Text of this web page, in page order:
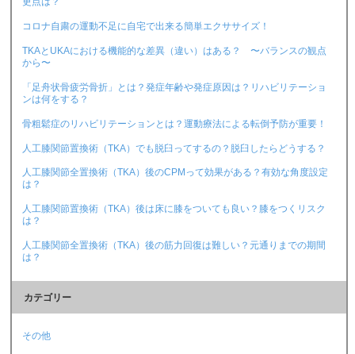
コロナ自粛の運動不足に自宅で出来る簡単エクササイズ！
TKAとUKAにおける機能的な差異（違い）はある？ 〜バランスの観点
から〜
「足舟状骨疲労骨折」とは？発症年齢や発症原因は？リハビリテーショ
ンは何をする？
骨粗鬆症のリハビリテーションとは？運動療法による転倒予防が重要！
人工膝関節置換術（TKA）でも脱臼ってするの？脱臼したらどうする？
人工膝関節全置換術（TKA）後のCPMって効果がある？有効な角度設定
は？
人工膝関節置換術（TKA）後は床に膝をついても良い？膝をつくリスク
は？
人工膝関節全置換術（TKA）後の筋力回復は難しい？元通りまでの期間
は？
カテゴリー
その他